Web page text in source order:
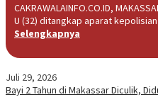
CAKRAWALAINFO.CO.ID,
U (32) ditangkap aparat
Selengkapnya
Juli 29, 2026
Bayi 2 Tahun di Makassar Diculik,